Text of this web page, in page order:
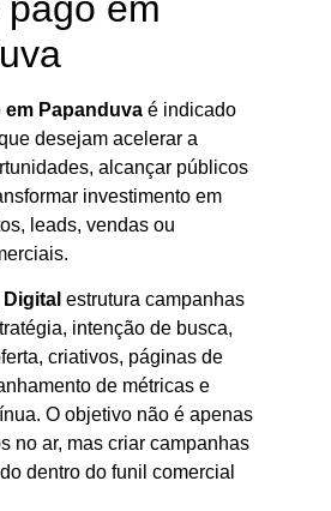
Papanduva é indicado
desejam acelerar a
alcançar públicos
investimento em
leads, vendas ou
estrutura campanhas
intenção de busca,
criativos, páginas de
de métricas e
O objetivo não é apenas
no ar, mas criar campanhas
dentro do funil comercial